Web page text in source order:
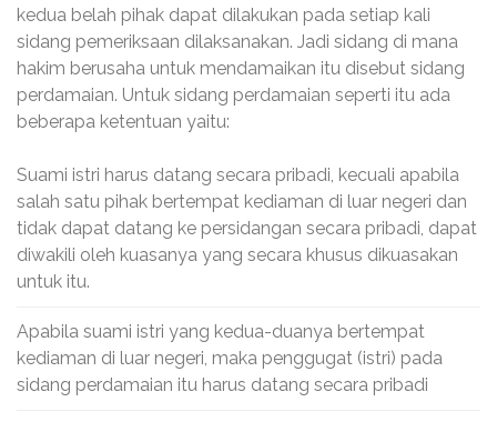
kedua belah pihak dapat dilakukan pada setiap kali
sidang pemeriksaan dilaksanakan. Jadi sidang di mana
hakim berusaha untuk mendamaikan itu disebut sidang
perdamaian. Untuk sidang perdamaian seperti itu ada
beberapa ketentuan yaitu:
Suami istri harus datang secara pribadi, kecuali apabila
salah satu pihak bertempat kediaman di luar negeri dan
tidak dapat datang ke persidangan secara pribadi, dapat
diwakili oleh kuasanya yang secara khusus dikuasakan
untuk itu.
Apabila suami istri yang kedua-duanya bertempat
kediaman di luar negeri, maka penggugat (istri) pada
sidang perdamaian itu harus datang secara pribadi